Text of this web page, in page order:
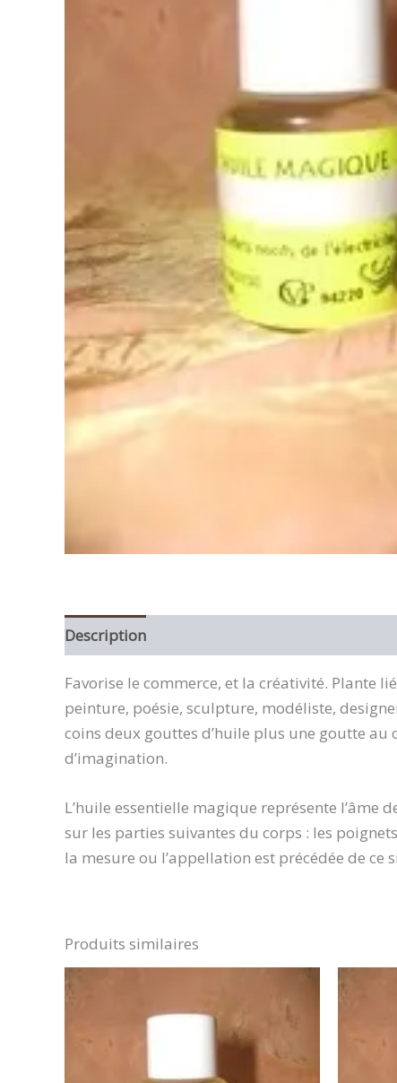
Description
Favorise le commerce, et la créativité. Plante
peinture, poésie, sculpture, modéliste,
coins deux gouttes d’huile plus une goutte au
d’imagination.
L’huile essentielle magique représente
sur les parties suivantes du corps : les
la mesure ou l’appellation est précédée de
Produits similaires